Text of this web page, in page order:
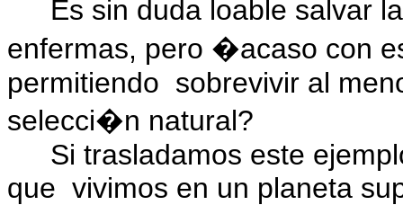
Es sin duda loable salvar
enfermas, pero �acaso con
permitiendo sobrevivir al
selecci�n natural?
Si trasladamos este
que vivimos en un planeta